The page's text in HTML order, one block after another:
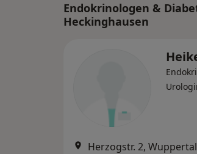
Endokrinologen &
Heckinghausen
Herzogstr. 2, Wuppertal